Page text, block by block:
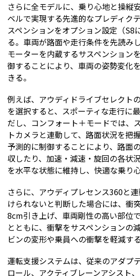
さらに全モデルに、乗り心地と操縦
ベルで実現する先進的なプレディク
スペンションをオプション設定（S8
る。車両が路面や走行条件を先読み
モーターを内蔵するサスペンション
御することにより、車両の姿勢変化
きる。
例えば、アウディドライブセレクト
を選択すると、スポーティな走行に
だし、コンフォート＋モードでは、
トカメラと連動して、路面状況を把
予測的に制御することにより、路面
収したり、加速・減速・旋回の各状
を水平な状態に維持し、快適な乗り
さらに、アウディプレセンス360と
けられないと判断した場合には、衝
8cm引き上げ、車両剛性の高い部位
とともに、衝撃をサスペンションの
ビンの変形や乗員への衝撃を軽減す
運転支援システムは、従来のアダプ
ロール、アクティブレーンアシスト